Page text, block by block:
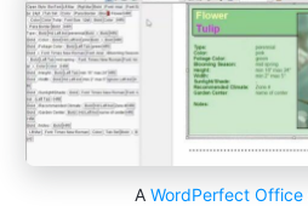
A WordPerfect Office